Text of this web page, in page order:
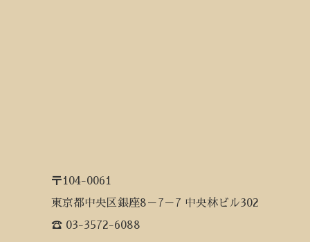
〒104-0061
東京都中央区銀座8－7－7 中央林ビル302
☎ 03-3572-6088